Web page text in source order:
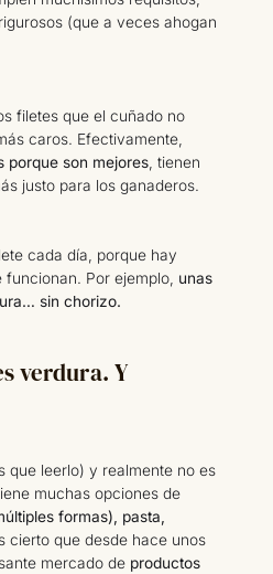
(que a veces ahogan
filetes que el cuñado no
caros. Efectivamente,
porque son mejores , tienen
justo para los ganaderos.
cada día, porque hay
Por ejemplo, unas
sin chorizo.
verdura. Y
que leerlo) y realmente no es
muchas opciones de
formas), pasta,
cierto que desde hace unos
mercado de productos